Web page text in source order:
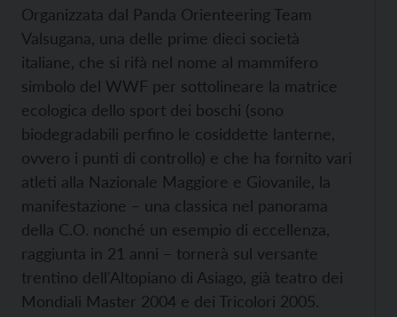
Organizzata dal Panda Orienteering Team
Valsugana, una delle prime dieci società
italiane, che si rifà nel nome al mammifero
simbolo del WWF per sottolineare la matrice
ecologica dello sport dei boschi (sono
biodegradabili perfino le cosiddette lanterne,
ovvero i punti di controllo) e che ha fornito vari
atleti alla Nazionale Maggiore e Giovanile, la
manifestazione – una classica nel panorama
della C.O. nonché un esempio di eccellenza,
raggiunta in 21 anni – tornerà sul versante
trentino dell'Altopiano di Asiago, già teatro dei
Mondiali Master 2004 e dei Tricolori 2005.